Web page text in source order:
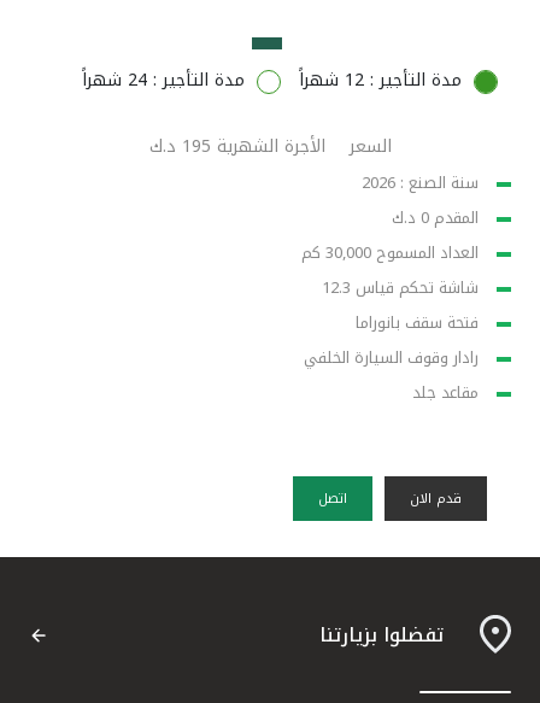
مملكة البحرين
مدة التأجير : 12 شهراً مدة التأجير : 24 شهراً
السعر الأجرة الشهرية 195 د.ك
سنة الصنع : 2026
المقدم 0 د.ك
العداد المسموح 30,000 كم
شاشة تحكم قياس 12.3
فتحة سقف بانوراما
رادار وقوف السيارة الخلفي
مقاعد جلد
قدم الان اتصل
تفضلوا بزيارتنا